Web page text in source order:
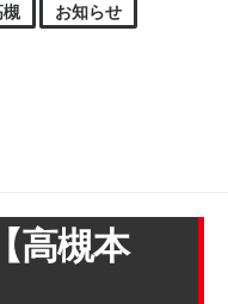
槻
お知らせ
高槻本